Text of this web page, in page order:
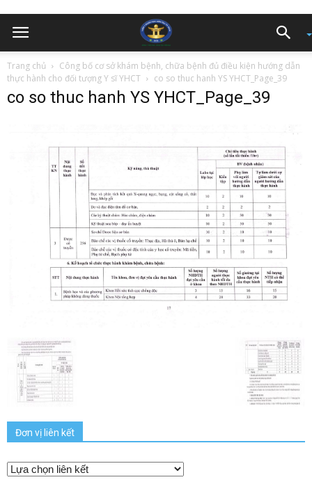
Trang chủ
Công bố cơ sở khám bệnh, chữa bệnh đủ điều kiện hướng dẫn
thực hành cho đối tượng Y sĩ YHCT
co so thuc hanh YS YHCT_Page_39
co so thuc hanh YS YHCT_Page_39
Đơn vị liên kết